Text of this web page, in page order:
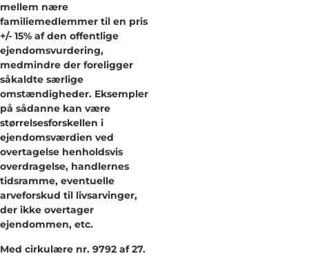
mellem nære
familiemedlemmer til en pris
+/- 15% af den offentlige
ejendomsvurdering,
medmindre der foreligger
såkaldte særlige
omstændigheder. Eksempler
på sådanne kan være
størrelsesforskellen i
ejendomsværdien ved
overtagelse henholdsvis
overdragelse, handlernes
tidsramme, eventuelle
arveforskud til livsarvinger,
der ikke overtager
ejendommen, etc.
Med cirkulære nr. 9792 af 27.